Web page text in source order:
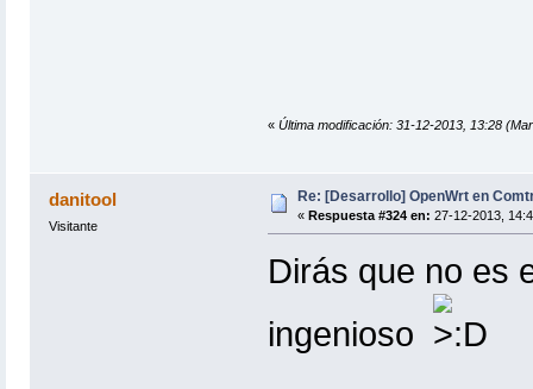
« Última modificación: 31-12-2013, 13:28
danitool
Visitante
Re: [Desarrollo] OpenWrt en
« Respuesta #324 en: 27-12-2013,
Dirás que no es
ingenioso